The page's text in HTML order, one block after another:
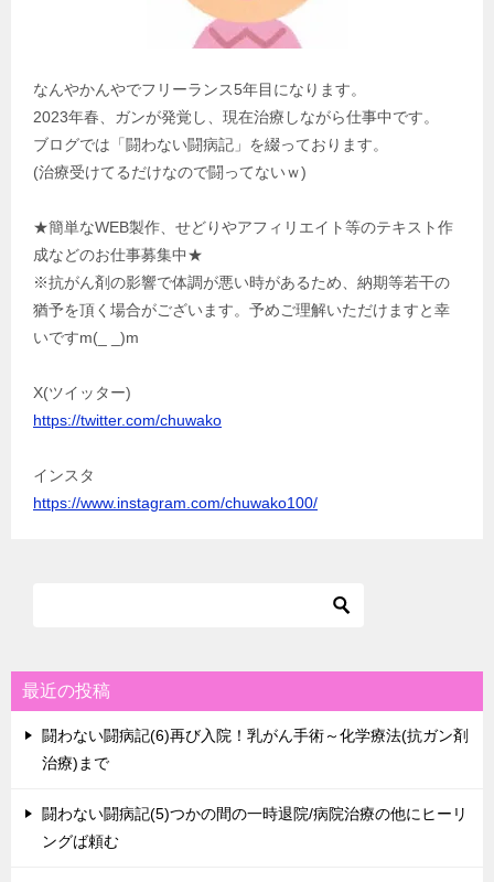
なんやかんやでフリーランス5年目になります。
2023年春、ガンが発覚し、現在治療しながら仕事中です。
ブログでは「闘わない闘病記」を綴っております。
(治療受けてるだけなので闘ってないｗ)
★簡単なWEB製作、せどりやアフィリエイト等のテキスト作
成などのお仕事募集中★
※抗がん剤の影響で体調が悪い時があるため、納期等若干の
猶予を頂く場合がございます。予めご理解いただけますと幸
いですm(_ _)m
X(ツイッター)
https://twitter.com/chuwako
インスタ
https://www.instagram.com/chuwako100/
最近の投稿
闘わない闘病記(6)再び入院！乳がん手術～化学療法(抗ガン剤
治療)まで
闘わない闘病記(5)つかの間の一時退院/病院治療の他にヒーリ
ングば頼む